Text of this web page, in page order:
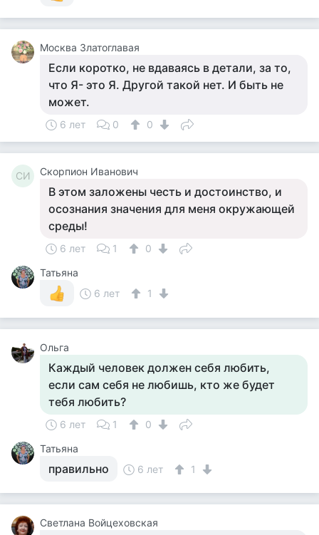
Москва Златоглавая
Если коротко, не вдаваясь в детали, за то,
что Я- это Я. Другой такой нет. И быть не
может.
6 лет 0 0
СИ Скорпион Иванович
В этом заложены честь и достоинство, и
осознания значения для меня окружающей
среды!
6 лет 1
0
Татьяна
6 лет
1
Ольга
Каждый человек должен себя любить,
если сам себя не любишь, кто же будет
тебя любить?
6 лет 1
0
Татьяна
правильно 6 лет 1
Светлана Войцеховская